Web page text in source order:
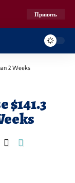
Принять
2 Weeks
$141.3